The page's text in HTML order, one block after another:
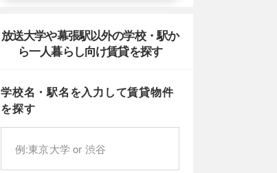
放送大学や幕張駅以外の学校・駅か
ら一人暮らし向け賃貸を探す
学校名・駅名を入力して賃貸物件
を探す